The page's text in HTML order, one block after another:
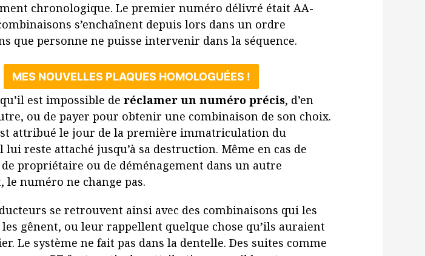
chronologique. Le premier numéro délivré était AA-
s’enchaînent depuis lors dans un ordre
que personne ne puisse intervenir dans la séquence.
MES NOUVELLES PLAQUES HOMOLOGUÉES !
est impossible de réclamer un numéro précis, d’en
ou de payer pour obtenir une combinaison de son choix.
attribué le jour de la première immatriculation du
reste attaché jusqu’à sa destruction. Même en cas de
propriétaire ou de déménagement dans un autre
le numéro ne change pas.
se retrouvent ainsi avec des combinaisons qui les
gênent, ou leur rappellent quelque chose qu’ils auraient
Le système ne fait pas dans la dentelle. Des suites comme